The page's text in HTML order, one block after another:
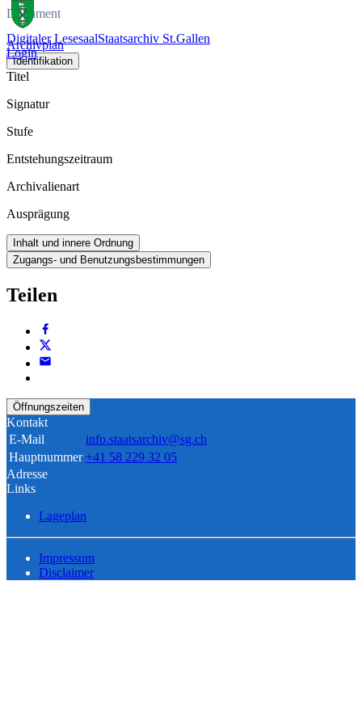
Digitaler LesesaalStaatsarchiv St.Gallen
Login
Dokument
Archivplan
Identifikation
Titel
Signatur
Stufe
Entstehungszeitraum
Archivalienart
Ausprägung
Inhalt und innere Ordnung
Zugangs- und Benutzungsbestimmungen
Teilen
Öffnungszeiten
Kontakt
E-Mail
info.staatsarchiv@sg.ch
Hauptnummer +41 58 229 32 05
Adresse
Links
Lageplan
Impressum
Disclaimer